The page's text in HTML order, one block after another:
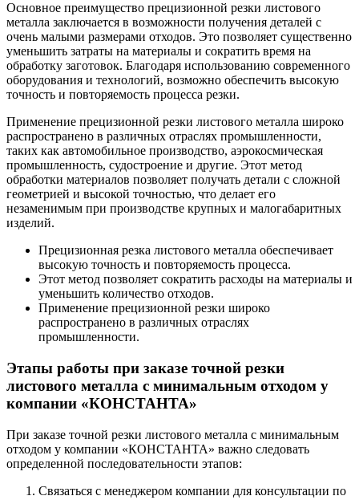
Основное преимущество прецизионной резки листового
металла заключается в возможности получения деталей с
очень малыми размерами отходов. Это позволяет существенно
уменьшить затраты на материалы и сократить время на
обработку заготовок. Благодаря использованию современного
оборудования и технологий, возможно обеспечить высокую
точность и повторяемость процесса резки.
Применение прецизионной резки листового металла широко
распространено в различных отраслях промышленности,
таких как автомобильное производство, аэрокосмическая
промышленность, судостроение и другие. Этот метод
обработки материалов позволяет получать детали с сложной
геометрией и высокой точностью, что делает его
незаменимым при производстве крупных и малогабаритных
изделий.
Прецизионная резка листового металла обеспечивает
высокую точность и повторяемость процесса.
Этот метод позволяет сократить расходы на материалы и
уменьшить количество отходов.
Применение прецизионной резки широко
распространено в различных отраслях
промышленности.
Этапы работы при заказе точной резки
листового металла с минимальным отходом у
компании «КОНСТАНТА»
При заказе точной резки листового металла с минимальным
отходом у компании «КОНСТАНТА» важно следовать
определенной последовательности этапов:
Связаться с менеджером компании для консультации по